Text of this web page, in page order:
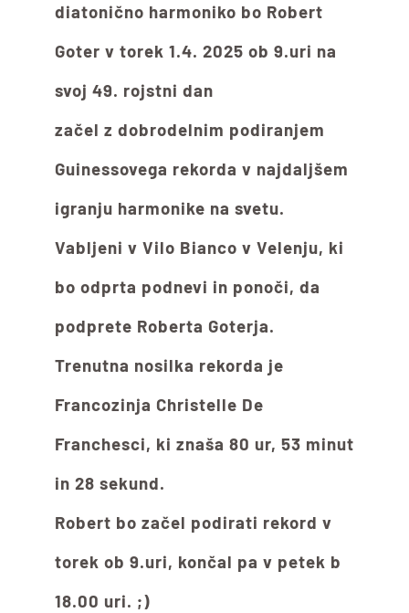
diatonično harmoniko bo Robert
Goter v torek 1.4. 2025 ob 9.uri na
svoj 49. rojstni dan
začel z dobrodelnim podiranjem
Guinessovega rekorda v najdaljšem
igranju harmonike na svetu.
Vabljeni v Vilo Bianco v Velenju, ki
bo odprta podnevi in ponoči, da
podprete Roberta Goterja.
Trenutna nosilka rekorda je
Francozinja Christelle De
Franchesci, ki znaša 80 ur, 53 minut
in 28 sekund.
Robert bo začel podirati rekord v
torek ob 9.uri, končal pa v petek b
18.00 uri. ;)